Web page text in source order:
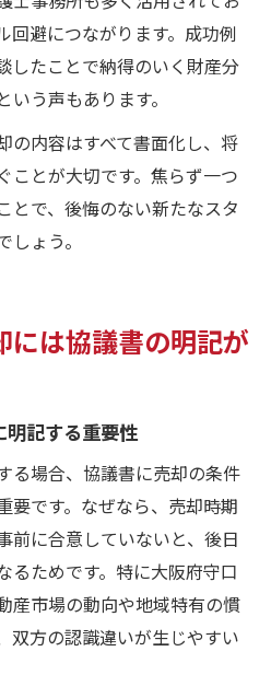
回避につながります。成功例
したことで納得のいく財産分
う声もあります。
の内容はすべて書面化し、将
ことが大切です。焦らず一つ
とで、後悔のない新たなスタ
ょう。
には協議書の明記が
明記する重要性
る場合、協議書に売却の条件
要です。なぜなら、売却時期
前に合意していないと、後日
るためです。特に大阪府守口
産市場の動向や地域特有の慣
双方の認識違いが生じやすい